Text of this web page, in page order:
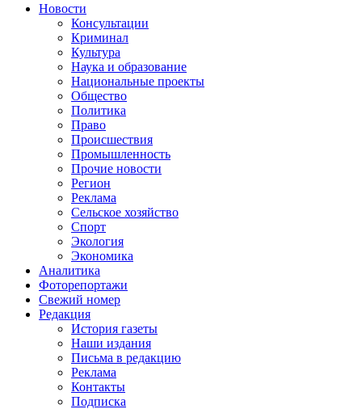
Новости
Консультации
Криминал
Культура
Наука и образование
Национальные проекты
Общество
Политика
Право
Происшествия
Промышленность
Прочие новости
Регион
Реклама
Сельское хозяйство
Спорт
Экология
Экономика
Аналитика
Фоторепортажи
Свежий номер
Редакция
История газеты
Наши издания
Письма в редакцию
Реклама
Контакты
Подписка